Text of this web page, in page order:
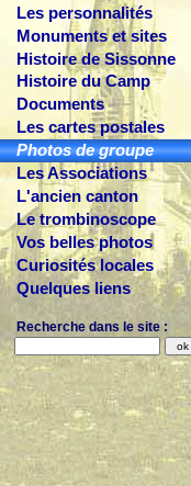
Les personnalités
Monuments et sites
Histoire de Sissonne
Histoire du Camp
Documents
Les cartes postales
Photos de groupe
Les Associations
L'ancien canton
Le trombinoscope
Vos belles photos
Curiosités locales
Quelques liens
Recherche dans le site :